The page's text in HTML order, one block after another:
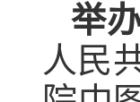
举
人民